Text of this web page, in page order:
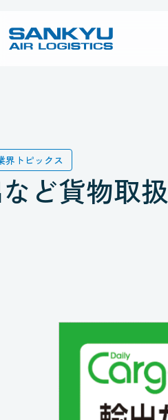
界トピックス
ど貨物取